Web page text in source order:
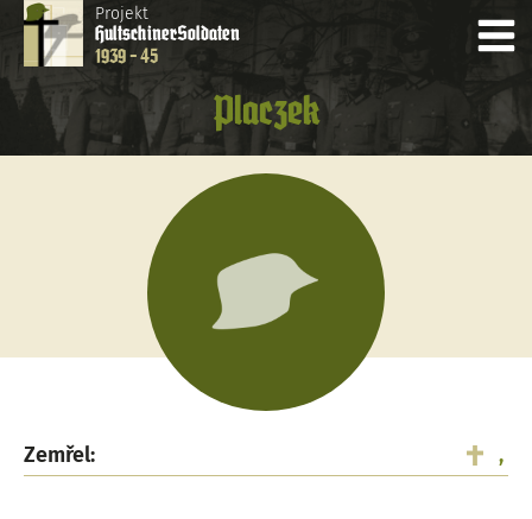
Projekt
HultschinerSoldaten
1939 - 45
Placzek
Zemřel: ,